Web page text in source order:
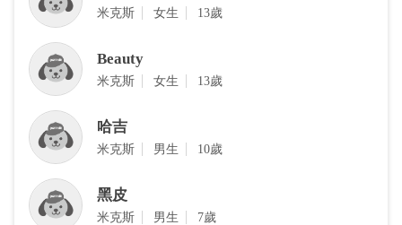
‎米克斯 女生 13歲
Beauty
‎米克斯 女生 13歲
哈吉
‎米克斯 男生 10歲
黑皮
‎米克斯 男生 7歲